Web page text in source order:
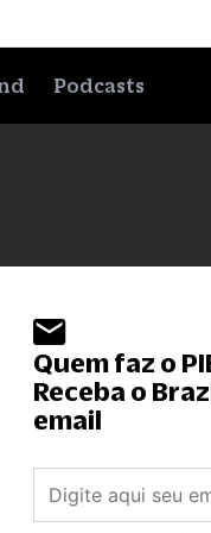
Podcasts
Quem faz o
Receba o
email